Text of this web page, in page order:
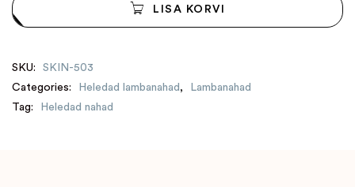
LISA KORVI
SKU:
SKIN-503
Categories:
Heledad lambanahad ,
Lambanahad
Tag:
Heledad nahad